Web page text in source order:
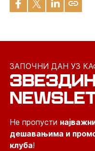
ЗАПОЧНИ ДАН УЗ
Не пропусти
дешавањима и
клуба!